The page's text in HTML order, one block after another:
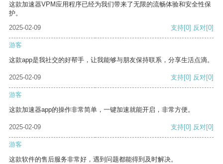
这款加速器VPM应用程序已经为我们带来了无限的流畅体验和安全性保
护。
2025-02-09
支持[0] 反对[0]
游客
这款app是我社交的好帮手，让我能够与朋友保持联系，分享生活点滴。
2025-02-09 支持[0] 反对[0]
游客
这款加速器app的操作非常简单，一键加速就能开启，非常方便。
2025-02-09 支持[0] 反对[0]
游客
这款软件的售后服务非常好，遇到问题都能得到及时解决。